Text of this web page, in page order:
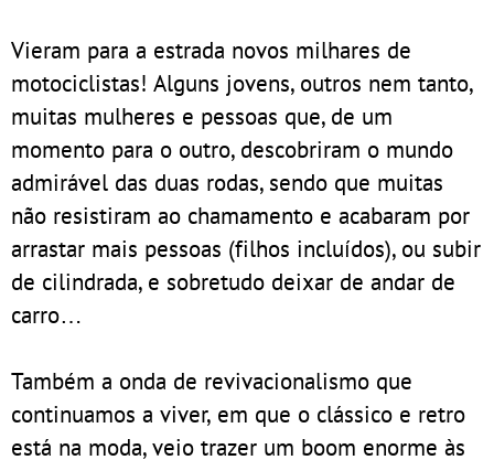
Vieram para a estrada novos milhares de
motociclistas! Alguns jovens, outros nem tanto,
muitas mulheres e pessoas que, de um
momento para o outro, descobriram o mundo
admirável das duas rodas, sendo que muitas
não resistiram ao chamamento e acabaram por
arrastar mais pessoas (filhos incluídos), ou subir
de cilindrada, e sobretudo deixar de andar de
carro…
Também a onda de revivacionalismo que
continuamos a viver, em que o clássico e retro
está na moda, veio trazer um boom enorme às